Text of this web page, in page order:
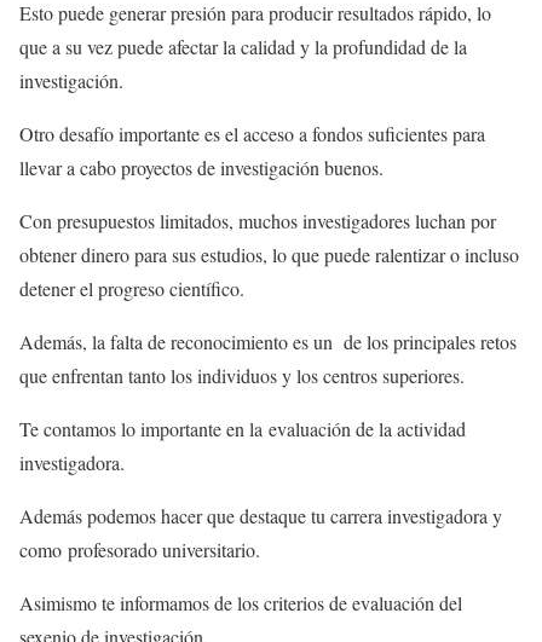
Esto puede generar presión para producir resultados rápido, lo
que a su vez puede afectar la calidad y la profundidad de la
investigación.
Otro desafío importante es el acceso a fondos suficientes para
llevar a cabo proyectos de investigación buenos.
Con presupuestos limitados, muchos investigadores luchan por
obtener dinero para sus estudios, lo que puede ralentizar o incluso
detener el progreso científico.
Además, la falta de reconocimiento es un de los principales retos
que enfrentan tanto los individuos y los centros superiores.
Te contamos lo importante en la evaluación de la actividad
investigadora.
Además podemos hacer que destaque tu carrera investigadora y
como profesorado universitario.
Asimismo te informamos de los criterios de evaluación del
sexenio de investigación.